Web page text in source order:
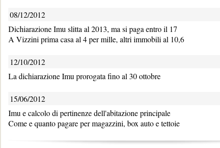
08/12/2012
Dichiarazione Imu slitta al 2013, ma si paga entro il 17
A Vizzini prima casa al 4 per mille, altri immobili al 10,6
12/10/2012
La dichiarazione Imu prorogata fino al 30 ottobre
15/06/2012
Imu e calcolo di pertinenze dell'abitazione principale
Come e quanto pagare per magazzini, box auto e tettoie